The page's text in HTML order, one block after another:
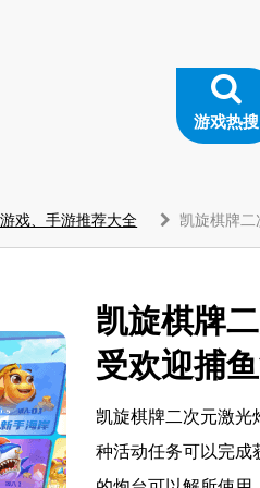
游戏热搜
戏、手游推荐大全 凯旋棋牌二
凯旋棋牌
受欢迎捕
凯旋棋牌二次元激光
种活动任务可以完成